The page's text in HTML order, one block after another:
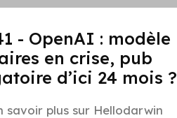
- OpenAI : modèle
en crise, pub
d’ici 24 mois ?
savoir plus sur Hellodarwin